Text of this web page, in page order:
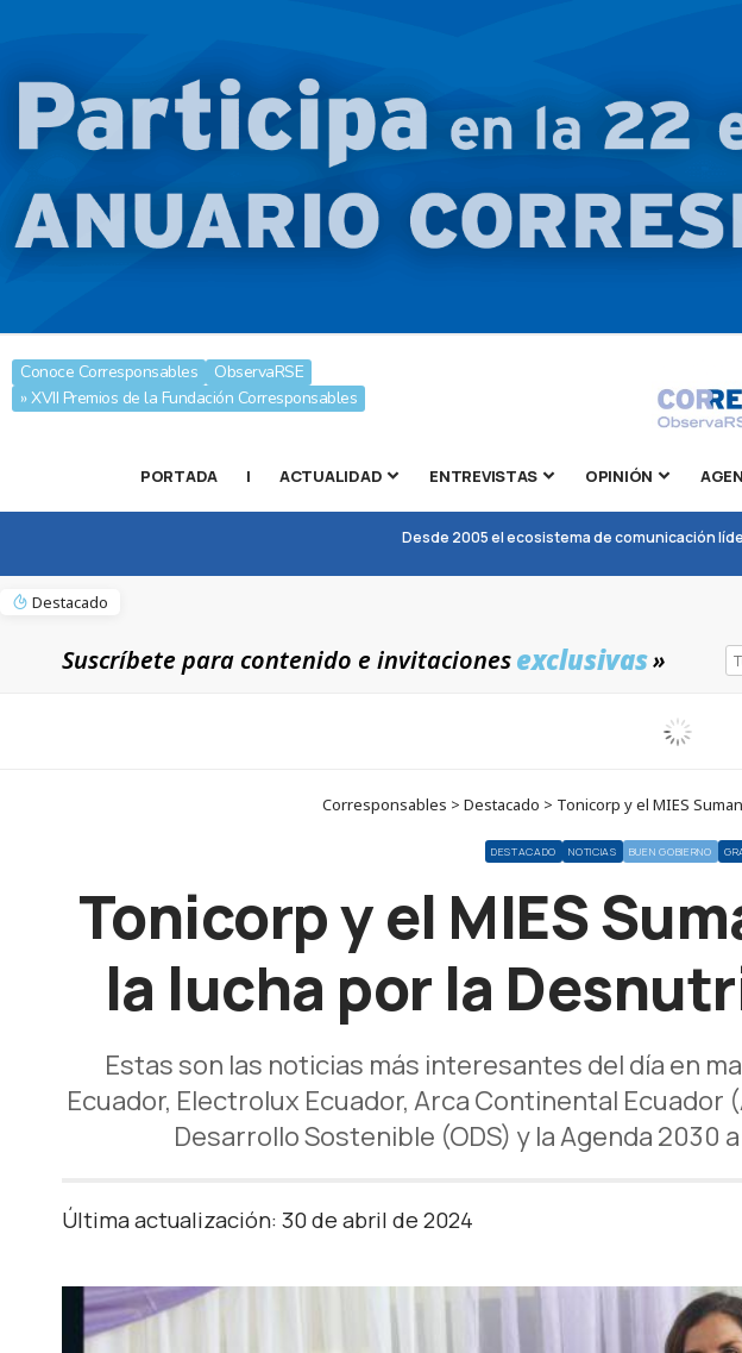
Conoce Corresponsables
ObservaRSE
» XVII Premios de la Fundación Corresponsables
PORTADA | ACTUALIDAD ENTREVISTAS OPINIÓN
Desde 2005 el ecosistema de comunicación
Destacado
Suscríbete para contenido e invitacionesexclusivas»
Corresponsables > Destacado > Tonicorp y el MIES
DESTACADO NOTICIAS BUEN GOBIERNO
Tonicorp y el MIES
la lucha por la
Estas son las noticias más interesantes del día en
Ecuador, Electrolux Ecuador, Arca Continental
Desarrollo Sostenible (ODS) y la Agenda
Última actualización: 30 de abril de 2024